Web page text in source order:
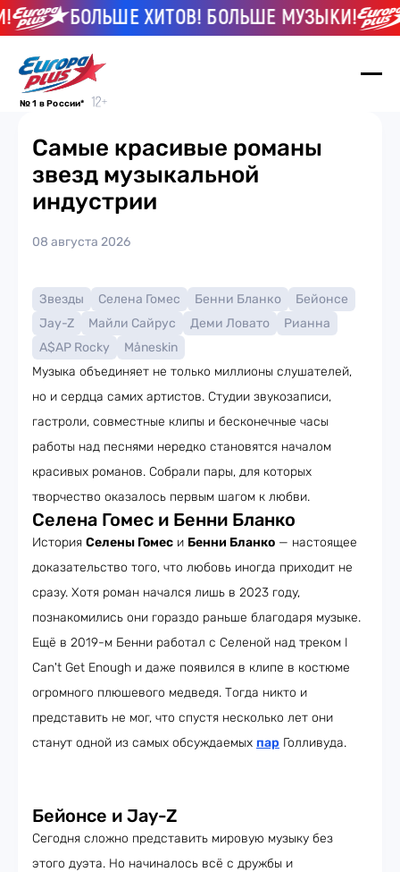
БОЛЬШЕ ХИТОВ! БОЛЬШЕ МУЗЫКИ!
№ 1 в России*
Самые красивые романы
звезд музыкальной
индустрии
08 августа 2026
Звезды Селена Гомес Бенни Бланко
Бейонсе
Jay-Z
Майли Сайрус Деми Ловато
Рианна
A$AP Rocky
Måneskin
Музыка объединяет не только миллионы слушателей,
но и сердца самих артистов. Студии звукозаписи,
гастроли, совместные клипы и бесконечные часы
работы над песнями нередко становятся началом
красивых романов. Собрали пары, для которых
творчество оказалось первым шагом к любви.
Селена Гомес и Бенни Бланко
История Селены Гомес и Бенни Бланко — настоящее
доказательство того, что любовь иногда приходит не
сразу. Хотя роман начался лишь в 2023 году,
познакомились они гораздо раньше благодаря музыке.
Ещё в 2019-м Бенни работал с Селеной над треком I
Can't Get Enough и даже появился в клипе в костюме
огромного плюшевого медведя. Тогда никто и
представить не мог, что спустя несколько лет они
станут одной из самых обсуждаемых пар Голливуда.
Бейонсе и Jay-Z
Сегодня сложно представить мировую музыку без
этого дуэта. Но начиналось всё с дружбы и